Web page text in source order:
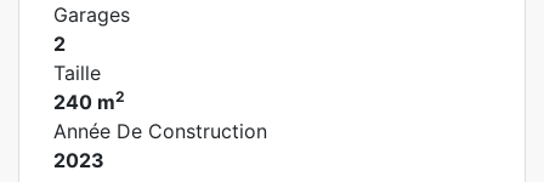
Garages
2
Taille
240 m2
Année De Construction
2023